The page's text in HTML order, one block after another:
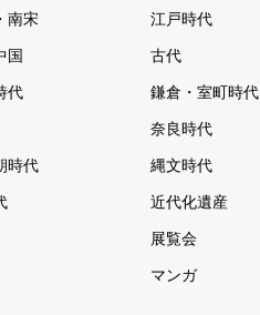
南宋
国
代
時代
江戸時代
古代
鎌倉・室町時代
奈良時代
縄文時代
近代化遺産
展覧会
マンガ